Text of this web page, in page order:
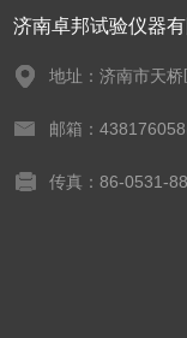
济南卓邦试验仪器有
地址：济南市天
邮箱：
传真：86-0531-